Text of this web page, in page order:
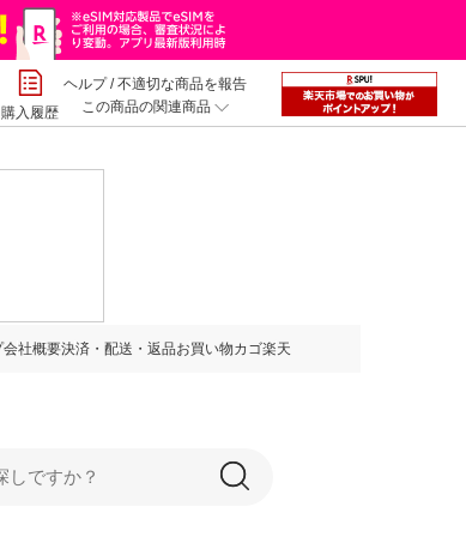
購入履歴
ヘルプ/不適切な商品を報告
この商品の関連商品